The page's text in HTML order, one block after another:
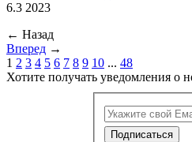
6.3 2023
← Назад
Вперед →
1 2 3 4 5 6 7 8 9 10 ... 48
Хотите получать уведомления о
Подписаться